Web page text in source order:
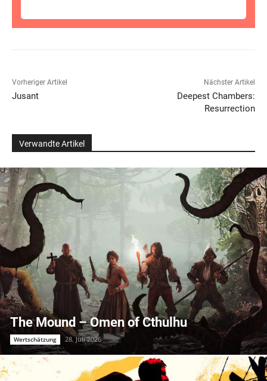
Vorheriger Artikel
Jusant
Nächster Artikel
Deepest Chambers:
Resurrection
Verwandte Artikel
The Mound – Omen of Cthulhu
Wertschätzung 28. Juli 2026